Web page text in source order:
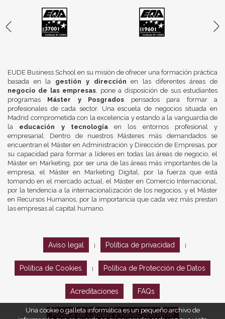
EUDE Business School en su misión de ofrecer una formación práctica
basada en la gestión y dirección en las diferentes áreas de
negocio de las empresas, pone a disposición de sus estudiantes
programas Máster y Posgrados pensados para formar a
profesionales de cada sector. Una escuela de negocios situada en
Madrid comprometida con la excelencia y estando a la vanguardia de
la educación y tecnologíaen los entornos profesional y
empresarial. Dentro de nuestros Másteres más demandados se
encuentran el Máster en Administración y Dirección de Empresas, por
su capacidad para formar a líderes en todas las áreas de negocio, el
Máster en Marketing, por ser una de las áreas más importantes de la
empresa, el Máster en Marketing Digital, por la fuerza que está
tomando en el mercado actual, el Máster en Comercio Internacional,
por la tendencia a la internacionalización de los negocios, y el Máster
en Recursos Humanos, por la importancia que cada vez más prestan
las empresas al capital humano.
Aviso legal Política de privacidad
Política de Cookies Política de Protección de Datos
Acreditaciones FAQs
Política de Calidad y Medio Ambiente
Una cookie o galleta informática es un pequeño archivo de